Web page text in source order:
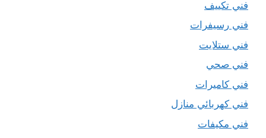
فني تكييف
فني رسيفرات
فني ستلايت
فني صحي
فني كاميرات
فني كهربائي منازل
فني مكيفات